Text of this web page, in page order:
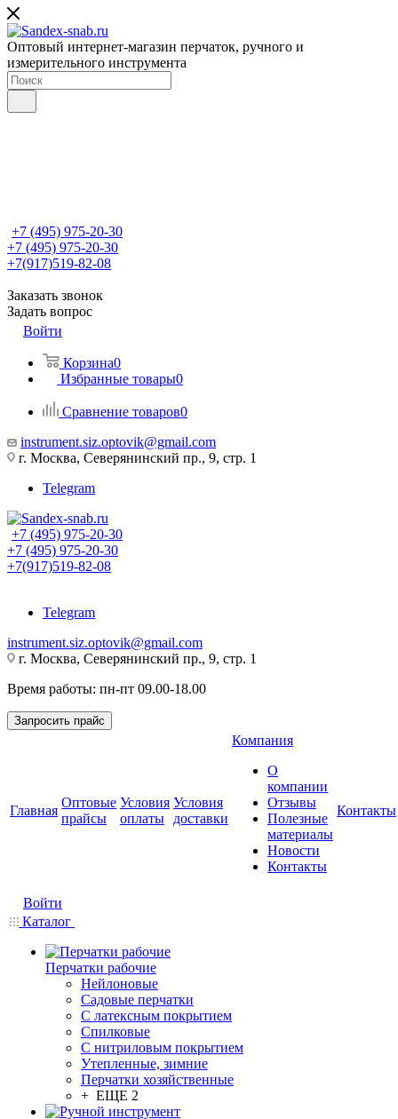
Оптовый интернет-магазин перчаток, ручного и
измерительного инструмента
+7 (495) 975-20-30
+7 (495) 975-20-30
+7(917)519-82-08
Заказать звонок
Задать вопрос
Войти
Корзина0
Избранные товары0
Сравнение товаров0
instrument.siz.optovik@gmail.com
г. Москва, Северянинский пр., 9, стр. 1
Telegram
+7 (495) 975-20-30
+7 (495) 975-20-30
+7(917)519-82-08
Telegram
instrument.siz.optovik@gmail.com
г. Москва, Северянинский пр., 9, стр. 1
Время работы: пн-пт 09.00-18.00
Запросить прайс
Главная
Оптовые
прайсы
Условия
оплаты
Условия
доставки
Компания
О
компании
Отзывы
Полезные
материалы
Новости
Контакты
Контакты
Войти
Каталог
Перчатки рабочие
Нейлоновые
Садовые перчатки
С латексным покрытием
Cпилковые
С нитриловым покрытием
Утепленные, зимние
Перчатки хозяйственные
+ ЕЩЕ 2